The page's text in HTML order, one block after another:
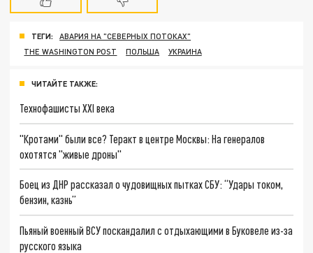
ТЕГИ:
АВАРИЯ НА "СЕВЕРНЫХ ПОТОКАХ"
THE WASHINGTON POST
ПОЛЬША УКРАИНА
ЧИТАЙТЕ ТАКЖЕ:
Технофашисты XXI века
"Кротами" были все? Теракт в центре Москвы: На генералов
охотятся "живые дроны"
Боец из ДНР рассказал о чудовищных пытках СБУ: “Удары током,
бензин, казнь”
Пьяный военный ВСУ поскандалил с отдыхающими в Буковеле из-за
русского языка